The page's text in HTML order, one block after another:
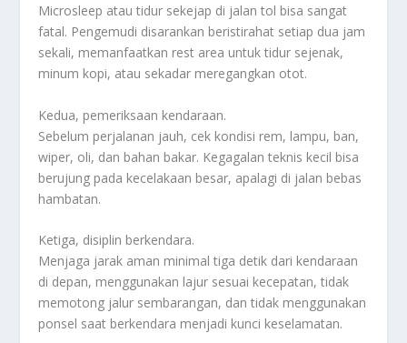
Microsleep atau tidur sekejap di jalan tol bisa sangat
fatal. Pengemudi disarankan beristirahat setiap dua jam
sekali, memanfaatkan rest area untuk tidur sejenak,
minum kopi, atau sekadar meregangkan otot.
Kedua, pemeriksaan kendaraan.
Sebelum perjalanan jauh, cek kondisi rem, lampu, ban,
wiper, oli, dan bahan bakar. Kegagalan teknis kecil bisa
berujung pada kecelakaan besar, apalagi di jalan bebas
hambatan.
Ketiga, disiplin berkendara.
Menjaga jarak aman minimal tiga detik dari kendaraan
di depan, menggunakan lajur sesuai kecepatan, tidak
memotong jalur sembarangan, dan tidak menggunakan
ponsel saat berkendara menjadi kunci keselamatan.